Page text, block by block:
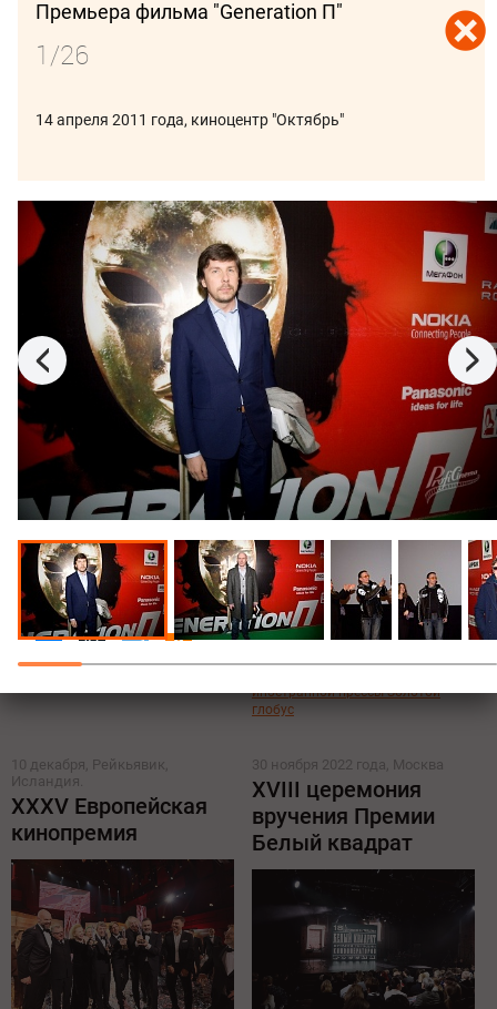
ПОДПИСАТЬСЯ
В ФОКУСЕ: ВЕНЕЦИЯ 2026 СПБМКФ 2026
ПИТЧИНГИ
КИНОБИЗНЕС
19 февраля 2023 года, Лондон
BAFTA 2022:
церемония
награждения
10 января 2023, Лос-Анджелес
Золотой глобус 2022:
церемония вручения
премии
иностранной прессы Золотой
глобус
10 декабря, Рейкьявик,
Исландия.
XXXV Европейская
кинопремия
30 ноября 2022 года, Москва
XVIII церемония
вручения Премии
Белый квадрат
Премьера фильма "Generation П"
1/26
14 апреля 2011 года, киноцентр "Октябрь"
Поделиться: